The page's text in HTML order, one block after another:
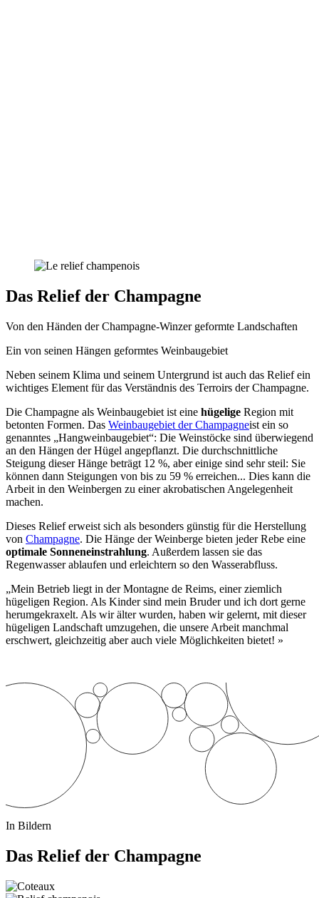
Das Relief der Champagne
Von den Händen der Champagne-Winzer geformte Landschaften
Ein von seinen Hängen geformtes Weinbaugebiet
Neben seinem Klima und seinem Untergrund ist auch das Relief ein
wichtiges Element für das Verständnis des Terroirs der Champagne.
Die Champagne als Weinbaugebiet ist eine hügelige Region mit
betonten Formen. Das Weinbaugebiet der Champagneist ein so
genanntes „Hangweinbaugebiet“: Die Weinstöcke sind überwiegend
an den Hängen der Hügel angepflanzt. Die durchschnittliche
Steigung dieser Hänge beträgt 12 %, aber einige sind sehr steil: Sie
können dann Steigungen von bis zu 59 % erreichen... Dies kann die
Arbeit in den Weinbergen zu einer akrobatischen Angelegenheit
machen.
Dieses Relief erweist sich als besonders günstig für die Herstellung
von Champagne. Die Hänge der Weinberge bieten jeder Rebe eine
optimale Sonneneinstrahlung. Außerdem lassen sie das
Regenwasser ablaufen und erleichtern so den Wasserabfluss.
„Mein Betrieb liegt in der Montagne de Reims, einer ziemlich
hügeligen Region. Als Kinder sind mein Bruder und ich dort gerne
herumgekraxelt. Als wir älter wurden, haben wir gelernt, mit dieser
hügeligen Landschaft umzugehen, die unsere Arbeit manchmal
erschwert, gleichzeitig aber auch viele Möglichkeiten bietet! »
In Bildern
Das Relief der Champagne